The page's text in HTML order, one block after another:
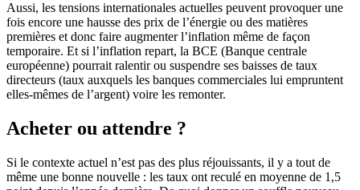
Aussi, les tensions internationales actuelles peuvent provoquer une
fois encore une hausse des prix de l’énergie ou des matières
premières et donc faire augmenter l’inflation même de façon
temporaire. Et si l’inflation repart, la BCE (Banque centrale
européenne) pourrait ralentir ou suspendre ses baisses de taux
directeurs (taux auxquels les banques commerciales lui empruntent
elles-mêmes de l’argent) voire les remonter.
Acheter ou attendre ?
Si le contexte actuel n’est pas des plus réjouissants, il y a tout de
même une bonne nouvelle : les taux ont reculé en moyenne de 1,5